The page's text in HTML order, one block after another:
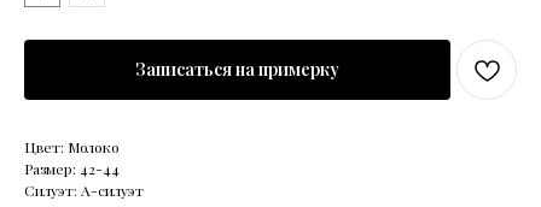
Записаться на примерку
Цвет: Молоко
Размер: 42-44
Силуэт: А-силуэт